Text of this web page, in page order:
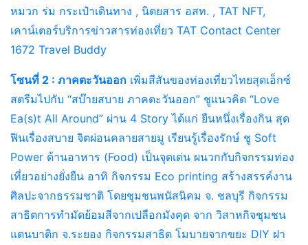
หมวก ร่ม กระเป๋าเดินทาง , นิตยสาร อสท. , TAT NFT,
เคาน์เตอร์บริการข่าวสารท่องเที่ยว TAT Contact Center
1672 Travel Buddy
โซนที่ 2 : ภาคตะวันออก เพิ่มสีสันของท่องเที่ยวไทยสุดเอ็กซ์
สตรีมไปกับ “สบ๊ายสบาย ภาคตะวันออก” ชูแนวคิด “Love
Ea(s)t All Around” ผ่าน 4 Story ได้แก่ ยืนหนึ่งเรื่องกิน สุด
ฟินเรื่องสบาย จิตผ่อนคลายสายมู เรียนรู้เรื่องรักษ์ ชู Soft
Power ด้านอาหาร (Food) เป็นจุดเด่น ผนวกกับกิจกรรมท่อง
เที่ยวอย่างยั่งยืน อาทิ กิจกรรม Eco printing สร้างสรรค์งาน
ศิลปะจากธรรมชาติ โดยชุมชนพนัสนิคม จ. ชลบุรี กิจกรรม
สาธิตการทำมัดย้อมสีจากเปลือกมังคุด จาก วิสาหกิจชุมชน
แตนบาติก จ.ระยอง กิจกรรมสาธิต โมบายจากขยะ DIY ฝา